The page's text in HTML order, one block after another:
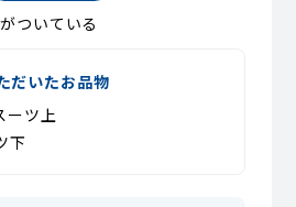
ついている
だいたお品物
ーツ上
下